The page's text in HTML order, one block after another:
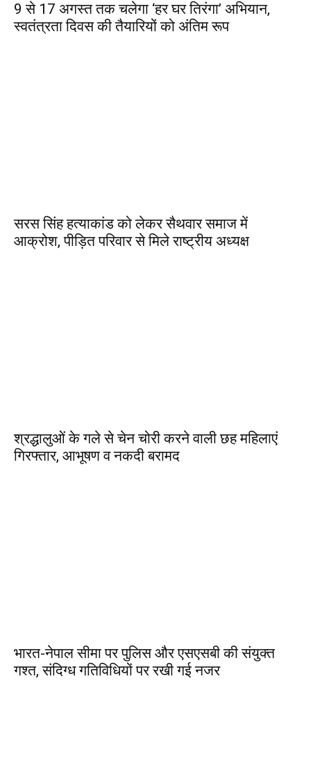
9 से 17 अगस्त तक चलेगा ‘हर घर तिरंगा’ अभियान,
स्वतंत्रता दिवस की तैयारियों को अंतिम रूप
सरस सिंह हत्याकांड को लेकर सैथवार समाज में
आक्रोश, पीड़ित परिवार से मिले राष्ट्रीय अध्यक्ष
श्रद्धालुओं के गले से चेन चोरी करने वाली छह महिलाएं
गिरफ्तार, आभूषण व नकदी बरामद
भारत-नेपाल सीमा पर पुलिस और एसएसबी की संयुक्त
गश्त, संदिग्ध गतिविधियों पर रखी गई नजर